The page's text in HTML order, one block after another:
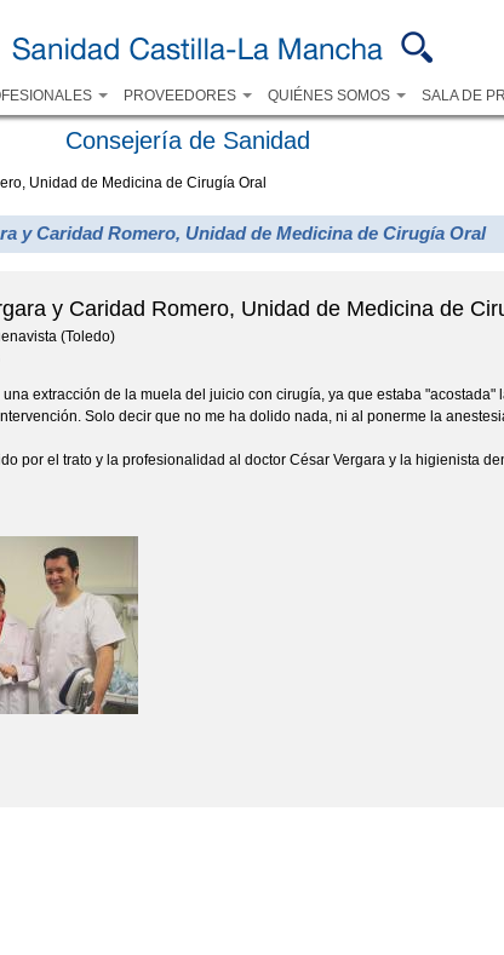
principal
PROVEEDORES QUIÉNES SOMOS SALA DE
Consejería de Sanidad
Unidad de Medicina de Cirugía Oral
y Caridad Romero, Unidad de Medicina de Cirugía Oral
y Caridad Romero, Unidad de Medicina de
(Toledo)
extracción de la muela del juicio con cirugía, ya que estaba
Solo decir que no me ha dolido nada, ni al ponerme la
por el trato y la profesionalidad al doctor César Vergara y la higienista